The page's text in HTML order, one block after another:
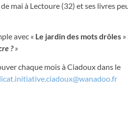
mai à Lectoure (32) et ses livres
avec « Le jardin des mots drôles »
?»
chaque mois à Ciadoux dans le